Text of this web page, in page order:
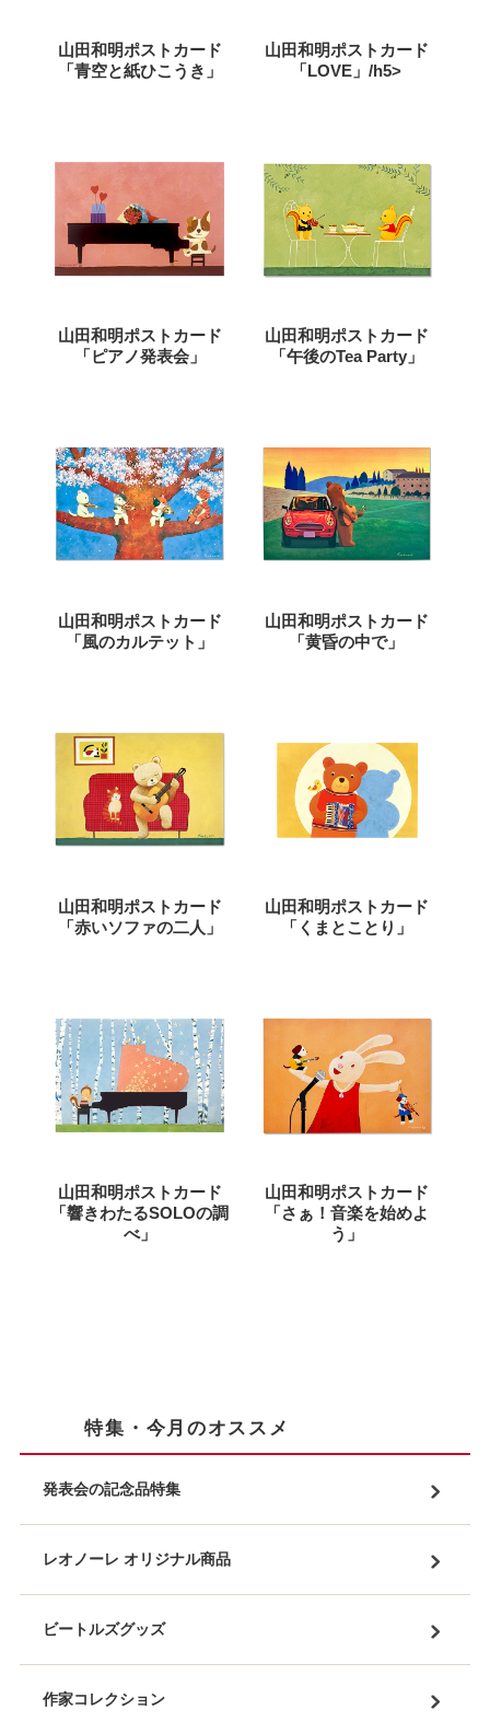
山田和明ポストカード
「青空と紙ひこうき」
山田和明ポストカード
「LOVE」/h5>
山田和明ポストカード
「ピアノ発表会」
山田和明ポストカード
「午後のTea Party」
山田和明ポストカード
「風のカルテット」
山田和明ポストカード
「黄昏の中で」
山田和明ポストカード
「赤いソファの二人」
山田和明ポストカード
「くまとことり」
山田和明ポストカード
「響きわたるSOLOの調
べ」
山田和明ポストカード
「さぁ！音楽を始めよ
う」
特集・今月のオススメ
発表会の記念品特集
レオノーレ オリジナル商品
ビートルズグッズ
作家コレクション